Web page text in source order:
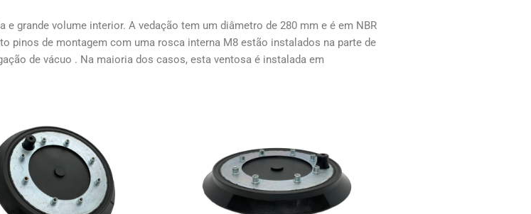
e grande volume interior. A vedação tem um diâmetro de 280 mm e é em NBR
pinos de montagem com uma rosca interna M8 estão instalados na parte de
de vácuo . Na maioria dos casos, esta ventosa é instalada em